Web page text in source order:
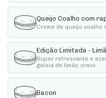
Queijo Coalho com
Creme de queijo coalho
Edição Limitada -
Super refrescante e
geleia de limão cravo.
Bacon